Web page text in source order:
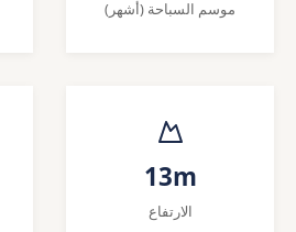
موسم السباحة (أشهر)
13m
الارتفاع